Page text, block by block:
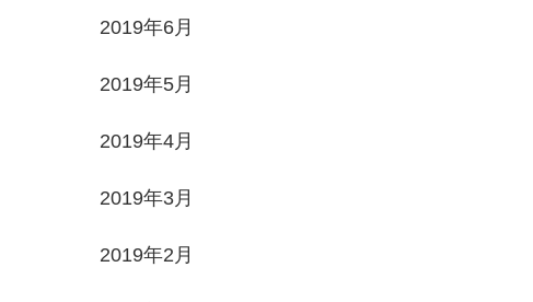
2019年6月
2019年5月
2019年4月
2019年3月
2019年2月